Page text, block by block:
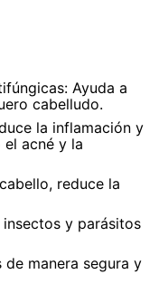
Ayuda a
cabelludo.
la inflamación y
acné y la
reduce la
y parásitos
manera segura y